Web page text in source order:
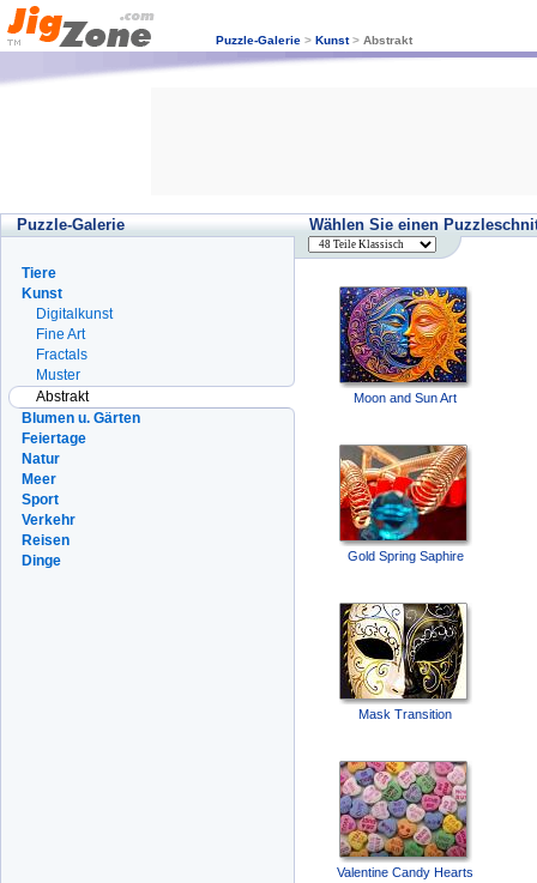
Puzzle-Galerie >Kunst>Abstrakt
Puzzle-Galerie Wählen Sie einen
Moon and Sun Art
Gold Spring Saphire
Mask Transition
Valentine Candy Hearts
Tiere
Kunst
Digitalkunst
Fine Art
Fractals
Muster
Abstrakt
Blumen u. Gärten
Feiertage
Natur
Meer
Sport
Verkehr
Reisen
Dinge